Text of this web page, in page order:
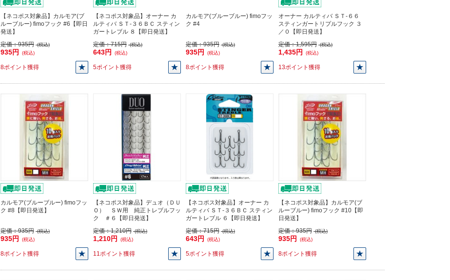
【ネコポス対象品】カルモア(ブ
ルーブルー) fimoフック #6【即日
発送】
定価：935円 (税込)
935円 (税込)
8ポイント獲得
【ネコポス対象品】オーナー カ
ルティバ ＳＴ-３６ＢＣ スティン
ガートレブル ８【即日発送】
定価：715円 (税込)
643円 (税込)
5ポイント獲得
カルモア(ブルーブルー) fimoフッ
ク #4
定価：935円 (税込)
935円 (税込)
8ポイント獲得
オーナー カルティバ ＳＴ-６６
スティンガートリプルフック ３
／０【即日発送】
定価：1,595円 (税込)
1,435円 (税込)
13ポイント獲得
カルモア(ブルーブルー) fimoフッ
ク #8【即日発送】
定価：935円 (税込)
935円 (税込)
8ポイント獲得
【ネコポス対象品】デュオ（ＤＵ
Ｏ） ＳＷ用 純正トレブルフッ
ク ＃６【即日発送】
定価：1,210円 (税込)
1,210円 (税込)
11ポイント獲得
【ネコポス対象品】オーナー カ
ルティバ ＳＴ-３６ＢＣ スティン
ガートレブル ６【即日発送】
定価：715円 (税込)
643円 (税込)
5ポイント獲得
【ネコポス対象品】カルモア(ブ
ルーブルー) fimoフック #10【即
日発送】
定価：935円 (税込)
935円 (税込)
8ポイント獲得